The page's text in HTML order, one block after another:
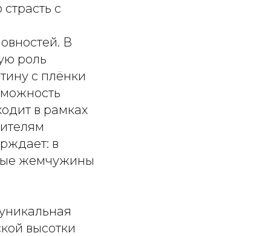
с
В
роль
с плёнки
в рамках
в
жемчужины
высотки